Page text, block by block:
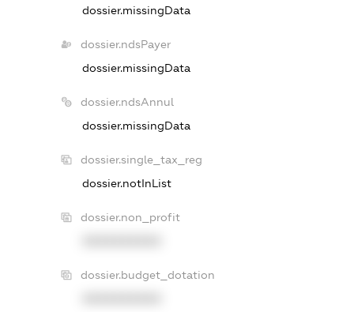
dossier.missingData
dossier.ndsPayer
dossier.missingData
dossier.ndsAnnul
dossier.missingData
dossier.single_tax_reg
dossier.notInList
dossier.non_profit
dossier.budget_dotation